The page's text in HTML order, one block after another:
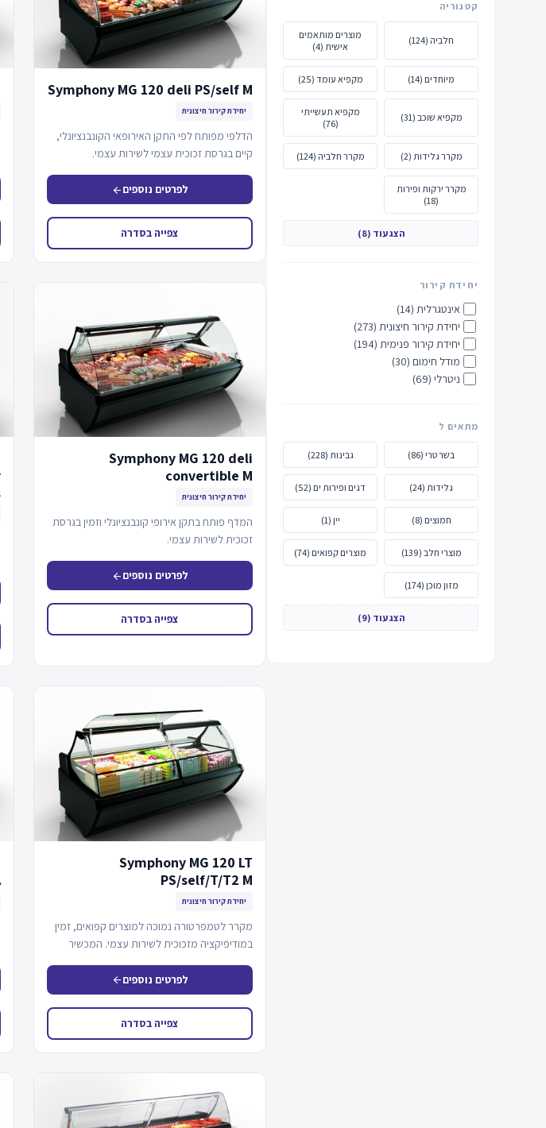
קטגוריה
חלביה (124)
מוצרים מותאמים
אישית (4)
מיוחדים (14) מקפיא עומד (25)
מקפיא שוכב (31)
מקפיא תעשייתי
(76)
מקרר גלידות (2) מקרר חלביה (124)
מקרר ירקות ופירות
(18)
הצג עוד (8)
יחידת קירור
אינטגרלית (14)
יחידת קירור חיצונית (273)
יחידת קירור פנימית (194)
מודל חימום (30)
ניטרלי (69)
מתאים ל
בשר טרי (86) גבינות (228)
גלידות (24) דגים ופירות ים (52)
חמוצים (8) יין (1)
מוצרי חלב (139) מוצרים קפואים (74)
מזון מוכן (174)
הצג עוד (9)
Symphony MG 120 deli PS/self M
יחידת קירור חיצונית
הדלפי מפותח לפי התקן האירופאי הקונבנציונלי,
קיים בגרסת זכוכית עצמי לשירות עצמי.
לפרטים נוספיםarrow_back
צפייה בסדרה
Symphony MG 120 deli
convertible M
יחידת קירור חיצונית
המדף פותח בתקן אירופי קונבנציונלי וזמין בגרסת
זכוכית לשירות עצמי.
לפרטים נוספיםarrow_back
צפייה בסדרה
Symphony MG 120 LT
PS/self/T/T2 M
יחידת קירור חיצונית
מקרר לטמפרטורה נמוכה למוצרים קפואים, זמין
במודיפיקציה מזכוכית לשירות עצמי. המכשיר
לפרטים נוספיםarrow_back
צפייה בסדרה